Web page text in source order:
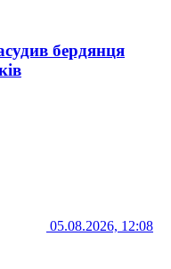
бердянця
05.08.2026, 12:08